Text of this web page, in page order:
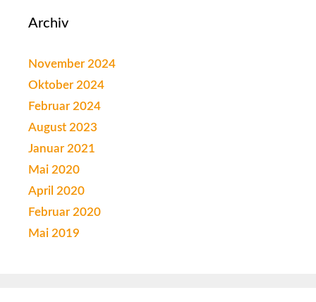
Archiv
November 2024
Oktober 2024
Februar 2024
August 2023
Januar 2021
Mai 2020
April 2020
Februar 2020
Mai 2019